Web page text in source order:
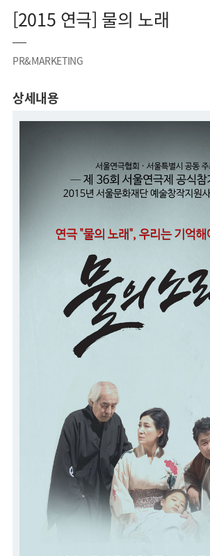
[2015 연극] 물의 노래
PR&MARKETING
상세내용